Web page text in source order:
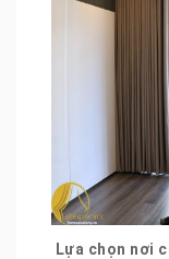
Lựa chọn nơi